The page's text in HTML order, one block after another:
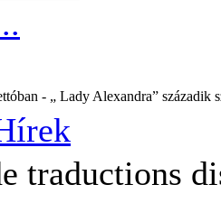
- „ Lady Alexandra” századik
traductions